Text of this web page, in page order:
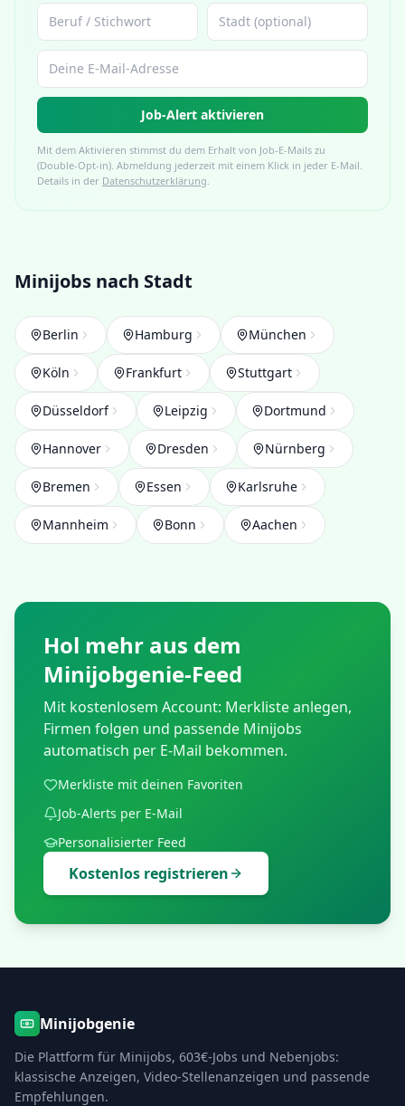
Job-Alert aktivieren
Mit dem Aktivieren stimmst du dem Erhalt von Job-E-Mails zu
(Double-Opt-in). Abmeldung jederzeit mit einem Klick in jeder E-Mail.
Details in der Datenschutzerklärung.
Minijobs nach Stadt
Berlin Hamburg München
Köln Frankfurt Stuttgart
Düsseldorf Leipzig Dortmund
Hannover Dresden Nürnberg
Bremen Essen Karlsruhe
Mannheim Bonn Aachen
Hol mehr aus dem
Minijobgenie-Feed
Mit kostenlosem Account: Merkliste anlegen,
Firmen folgen und passende Minijobs
automatisch per E-Mail bekommen.
Merkliste mit deinen Favoriten
Job-Alerts per E-Mail
Personalisierter Feed
Kostenlos registrieren
Minijobgenie
Die Plattform für Minijobs, 603€-Jobs und Nebenjobs:
klassische Anzeigen, Video-Stellenanzeigen und passende
Empfehlungen.